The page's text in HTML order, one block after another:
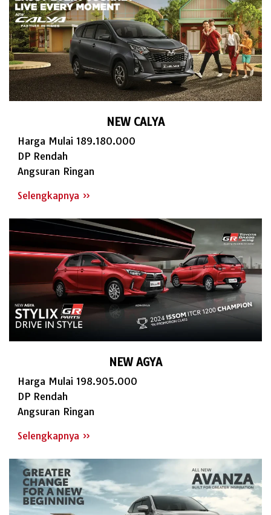
NEW CALYA
Harga Mulai 189.180.000
DP Rendah
Angsuran Ringan
Selengkapnya »
NEW AGYA
Harga Mulai 198.905.000
DP Rendah
Angsuran Ringan
Selengkapnya »